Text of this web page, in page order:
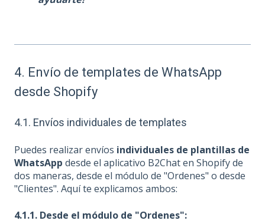
4. Envío de templates de WhatsApp
desde Shopify
4.1. Envíos individuales de templates
Puedes realizar envíos individuales de plantillas de
WhatsApp desde el aplicativo B2Chat en Shopify de
dos maneras, desde el módulo de "Ordenes" o desde
"Clientes". Aquí te explicamos ambos:
4.1.1. Desde el módulo de "Ordenes":